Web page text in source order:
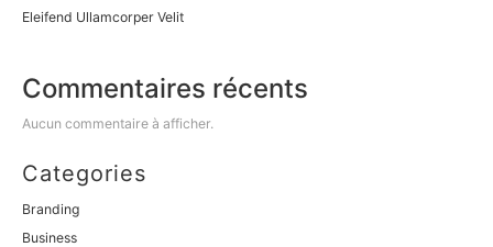
Eleifend Ullamcorper Velit
Commentaires récents
Aucun commentaire à afficher.
Categories
Branding
Business